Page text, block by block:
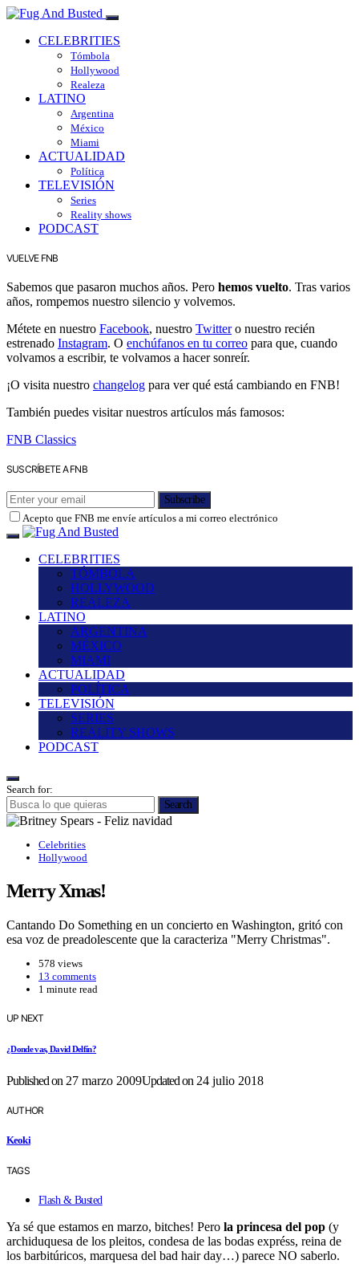
CELEBRITIES
Tómbola
Hollywood
Realeza
LATINO
Argentina
México
Miami
ACTUALIDAD
Política
TELEVISIÓN
Series
Reality shows
PODCAST
VUELVE FNB
Sabemos que pasaron muchos años. Pero hemos vuelto. Tras varios
años, rompemos nuestro silencio y volvemos.
Métete en nuestro Facebook, nuestro Twittero nuestro recién
estrenado Instagram. O enchúfanos en tu correo para que, cuando
volvamos a escribir, te volvamos a hacer sonreír.
¡O visita nuestro changelog para ver qué está cambiando en FNB!
También puedes visitar nuestros artículos más famosos:
FNB Classics
SUSCRÍBETE A FNB
Subscribe
Acepto que FNB me envíe artículos a mi correo electrónico
CELEBRITIES
TÓMBOLA
HOLLYWOOD
REALEZA
LATINO
ARGENTINA
MÉXICO
MIAMI
ACTUALIDAD
POLÍTICA
TELEVISIÓN
SERIES
REALITY SHOWS
PODCAST
Search for:
Search
Celebrities
Hollywood
Merry Xmas!
Cantando Do Something en un concierto en Washington, gritó con
esa voz de preadolescente que la caracteriza "Merry Christmas".
578 views
13 comments
1 minute read
UP NEXT
¿Donde vas, David Delfí­n?
Published on27 marzo 2009Updated on24 julio 2018
AUTHOR
Keoki
TAGS
Flash & Busted
Ya sé que estamos en marzo, bitches! Pero la princesa del pop (y
archiduquesa de los pleitos, condesa de las bodas expréss, reina de
los barbitúricos, marquesa del bad hair day…) parece NO saberlo.